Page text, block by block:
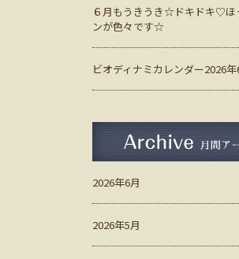
６月もうきうき☆ドキドキ♡ほ
ンが色々です☆
ビオディナミカレンダー2026
月間アーカイブ
2026年6月
2026年5月